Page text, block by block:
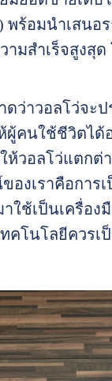
พร้อมนำเสน
ามสำเร็จสูงสุ
ว่าวอลโว่จะป
ผู้คนใช้ชีวิตได้
วอลโว่แตกต่
องเราคือการ
ใช้เป็นเครื่อง
คโนโลยีควรเ